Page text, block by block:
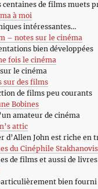
centaines de films muets
à moi
intéressantes…
– notes sur le cinéma
bien développées
fois le cinéma
le cinéma
sur des films
de films peu courants
Bobines
amateur de cinéma
attic
d’Allen John est riche en
du Cinéphile
de films et aussi de livres
bien fourni